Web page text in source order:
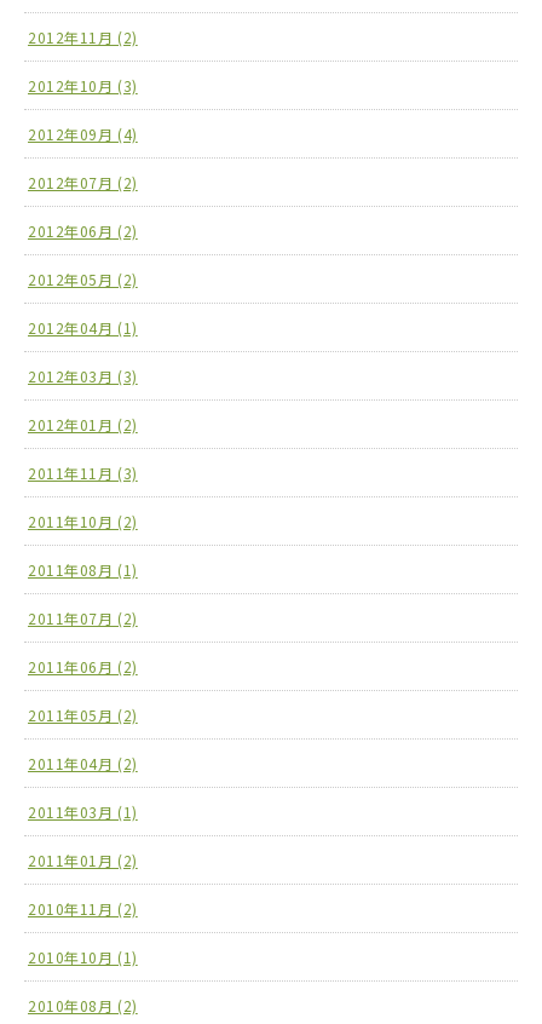
2012年11月 (2)
2012年10月 (3)
2012年09月 (4)
2012年07月 (2)
2012年06月 (2)
2012年05月 (2)
2012年04月 (1)
2012年03月 (3)
2012年01月 (2)
2011年11月 (3)
2011年10月 (2)
2011年08月 (1)
2011年07月 (2)
2011年06月 (2)
2011年05月 (2)
2011年04月 (2)
2011年03月 (1)
2011年01月 (2)
2010年11月 (2)
2010年10月 (1)
2010年08月 (2)